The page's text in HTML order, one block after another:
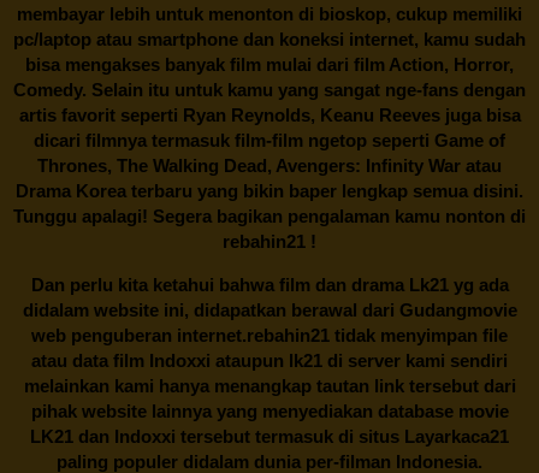
membayar lebih untuk menonton di bioskop, cukup memiliki
pc/laptop atau smartphone dan koneksi internet, kamu sudah
bisa mengakses banyak film mulai dari film Action, Horror,
Comedy. Selain itu untuk kamu yang sangat nge-fans dengan
artis favorit seperti Ryan Reynolds, Keanu Reeves juga bisa
dicari filmnya termasuk film-film ngetop seperti Game of
Thrones, The Walking Dead, Avengers: Infinity War atau
Drama Korea terbaru yang bikin baper lengkap semua disini.
Tunggu apalagi! Segera bagikan pengalaman kamu nonton di
rebahin21 !
Dan perlu kita ketahui bahwa film dan dramaLk21yg ada
didalam website ini, didapatkan berawal dari Gudangmovie
web penguberan internet.rebahin21 tidak menyimpan file
atau data film Indoxxi ataupun lk21 di server kami sendiri
melainkan kami hanya menangkap tautan link tersebut dari
pihak website lainnya yang menyediakan database movie
LK21 dan Indoxxi tersebut termasuk di situs Layarkaca21
paling populer didalam dunia per-filman Indonesia.